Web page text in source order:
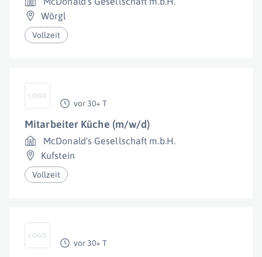
Wörgl
Vollzeit
vor 30+ T
Mitarbeiter Küche (m/w/d)
McDonald's Gesellschaft m.b.H.
Kufstein
Vollzeit
vor 30+ T